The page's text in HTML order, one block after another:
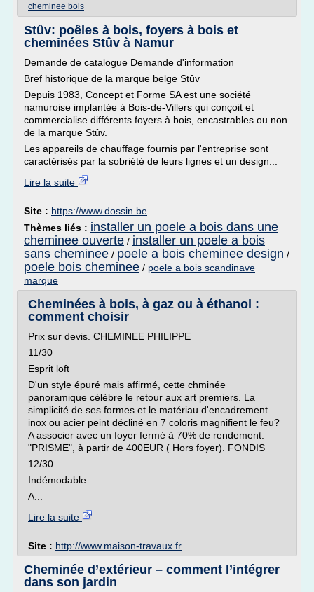
cheminee bois
Stûv: poêles à bois, foyers à bois et
cheminées Stûv à Namur
Demande de catalogue Demande d'information
Bref historique de la marque belge Stûv
Depuis 1983, Concept et Forme SA est une société
namuroise implantée à Bois-de-Villers qui conçoit et
commercialise différents foyers à bois, encastrables ou non
de la marque Stûv.
Les appareils de chauffage fournis par l'entreprise sont
caractérisés par la sobriété de leurs lignes et un design...
Lire la suite
Site : https://www.dossin.be
Thèmes liés : installer un poele a bois dans une
cheminee ouverte / installer un poele a bois
sans cheminee / poele a bois cheminee design /
poele bois cheminee / poele a bois scandinave
marque
Cheminées à bois, à gaz ou à éthanol :
comment choisir
Prix sur devis. CHEMINEE PHILIPPE
11/30
Esprit loft
D'un style épuré mais affirmé, cette chminée
panoramique célèbre le retour aux art premiers. La
simplicité de ses formes et le matériau d'encadrement
inox ou acier peint décliné en 7 coloris magnifient le feu?
A associer avec un foyer fermé à 70% de rendement.
"PRISME", à partir de 400EUR ( Hors foyer). FONDIS
12/30
Indémodable
A...
Lire la suite
Site : http://www.maison-travaux.fr
Cheminée d’extérieur – comment l’intégrer
dans son jardin